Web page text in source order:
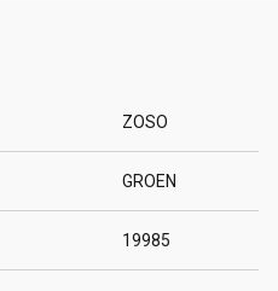
ZOSO
GROEN
19985